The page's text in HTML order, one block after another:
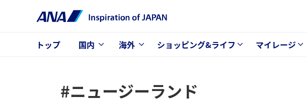
トップ 国内 海外 ショッピング&ライフ マイレージ
#ニュージーランド